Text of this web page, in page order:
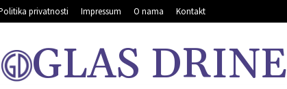
privatnosti Impressum O nama Kontakt
GLAS DRINE